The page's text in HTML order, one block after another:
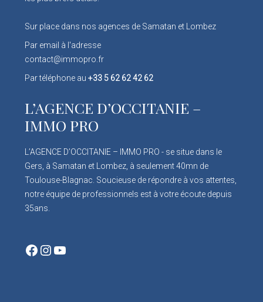
Sur place dans nos agences de Samatan et Lombez
Par email à l'adresse
contact@immopro.fr
Par téléphone au +33 5 62 62 42 62
L’AGENCE D’OCCITANIE –
IMMO PRO
L’AGENCE D’OCCITANIE – IMMO PRO - se situe dans le
Gers, à Samatan et Lombez, à seulement 40mn de
Toulouse-Blagnac. Soucieuse de répondre à vos attentes,
notre équipe de professionnels est à votre écoute depuis
35ans.
Facebook
Instagram
YouTube